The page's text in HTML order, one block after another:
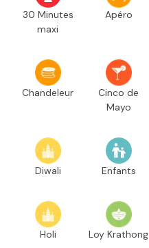
30 Minutes
maxi
Apéro
Chandeleur
Cinco de
Mayo
Diwali Enfants
Holi Loy Krathong